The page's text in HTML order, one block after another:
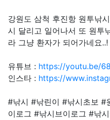
강원도 삼척 후진항 원투낚
시 달리고 일어나서 또 원투
라 그냥 환자가 되어가네요..!
유튜브 : https://youtu.be/
인스타 : https://
#낚시 #낚린이 #낚시초보 #
이로그 #낚시브이로그 #낚